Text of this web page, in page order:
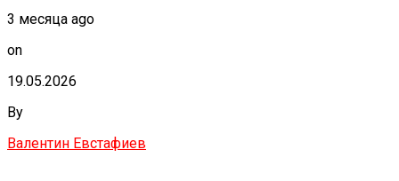
3 месяца ago
on
19.05.2026
By
Валентин Евстафиев